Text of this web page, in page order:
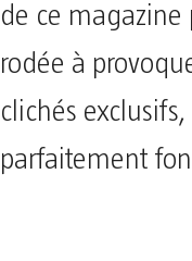
de ce magazine
rodée à
clichés
parfaitement